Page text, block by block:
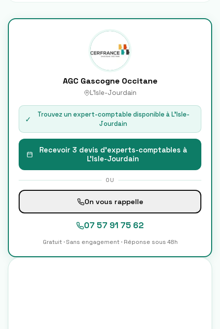
AGC Gascogne Occitane
L'Isle-Jourdain
✓ Trouvez un expert-comptable disponible àL'Isle-
Jourdain
Recevoir 3 devis d'experts-comptables à
L'Isle-Jourdain
OU
On vous rappelle
07 57 91 75 62
Gratuit · Sans engagement · Réponse sous 48h